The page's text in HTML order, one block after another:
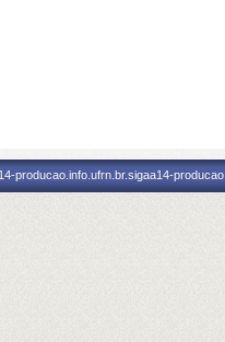
producao.info.ufrn.br.sigaa14-producao